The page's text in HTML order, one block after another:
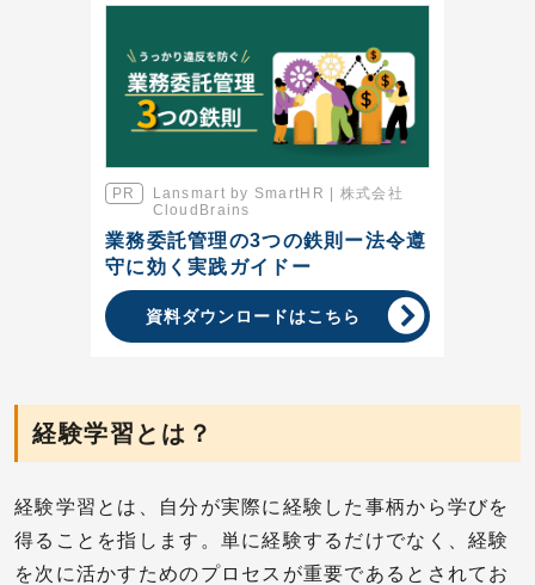
Lansmart by SmartHR | 株式会社
CloudBrains
業務委託管理の3つの鉄則ー法令遵
守に効く実践ガイドー
資料ダウンロードはこちら
経験学習とは？
経験学習とは、自分が実際に経験した事柄から学びを
得ることを指します。単に経験するだけでなく、経験
を次に活かすためのプロセスが重要であるとされてお